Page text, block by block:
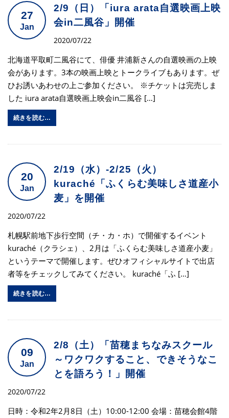
27
Jan
2/9（日）「iura arata自選映画上映
会in二風谷」開催
2020/07/22
北海道平取町二風谷にて、俳優 井浦新さんの自選映画の上映
会があります。3本の映画上映とトークライブもあります。ぜ
ひお誘いあわせの上ご参加ください。 ※チケットは完売しま
した iura arata自選映画上映会in二風谷 […]
続きを読む…
20
Jan
2/19（水）-2/25（火）
kuraché「ふくらむ美味しさ道産小
麦」を開催
2020/07/22
札幌駅前地下歩行空間（チ・カ・ホ）で開催するイベント
kuraché（クラシェ）、2月は「ふくらむ美味しさ道産小麦」
というテーマで開催します。ぜひオフィシャルサイトで出店
者等をチェックしてみてください。 kuraché「ふ […]
続きを読む…
09
Jan
2/8（土）「苗穂まちなみスクール
～ワクワクすること、できそうなこ
とを語ろう！」開催
2020/07/22
日時：令和2年2月8日（土）10:00-12:00 会場：苗穂会館4階